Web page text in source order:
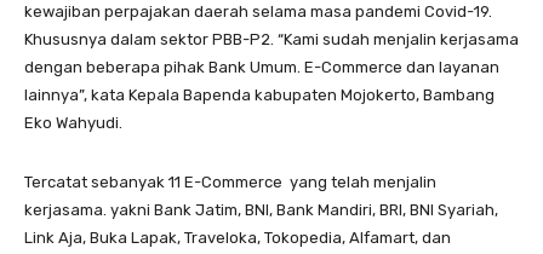
kewajiban perpajakan daerah selama masa pandemi Covid-19.
Khususnya dalam sektor PBB-P2. “Kami sudah menjalin kerjasama
dengan beberapa pihak Bank Umum. E-Commerce dan layanan
lainnya”, kata Kepala Bapenda kabupaten Mojokerto, Bambang
Eko Wahyudi.
Tercatat sebanyak 11 E-Commerce yang telah menjalin
kerjasama. yakni Bank Jatim, BNI, Bank Mandiri, BRI, BNI Syariah,
Link Aja, Buka Lapak, Traveloka, Tokopedia, Alfamart, dan